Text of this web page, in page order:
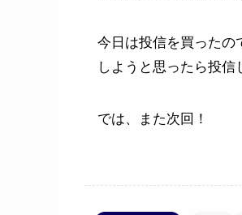
今日は投信を買った
しようと思ったら投
では、また次回！